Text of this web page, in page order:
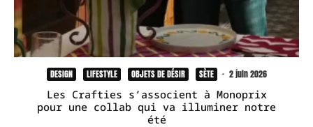
DESIGN LIFESTYLE OBJETS DE DÉSIR SÈTE · 2 juin 2026
Les Crafties s’associent à Monoprix
pour une collab qui va illuminer notre
été